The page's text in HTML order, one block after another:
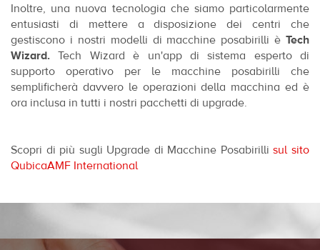
Inoltre, una nuova tecnologia che siamo particolarmente
entusiasti di mettere a disposizione dei centri che
gestiscono i nostri modelli di macchine posabirilli è Tech
Wizard. Tech Wizard è un'app di sistema esperto di
supporto operativo per le macchine posabirilli che
semplificherà davvero le operazioni della macchina ed è
ora inclusa in tutti i nostri pacchetti di upgrade.
Scopri di più sugli Upgrade di Macchine Posabirillisul sito
QubicaAMF International